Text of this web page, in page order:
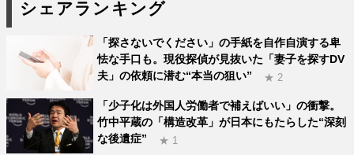
シェアランキング
「探さないでください」の手紙を自作自演する卑
怯な手口も。現役探偵が見抜いた「妻子を探すDV
夫」の依頼に潜む“本当の狙い”
★ 2
「少子化は外国人労働者で補えばいい」の衝撃。
竹中平蔵の「構造改革」が日本にもたらした“深刻
な後遺症”
★ 1